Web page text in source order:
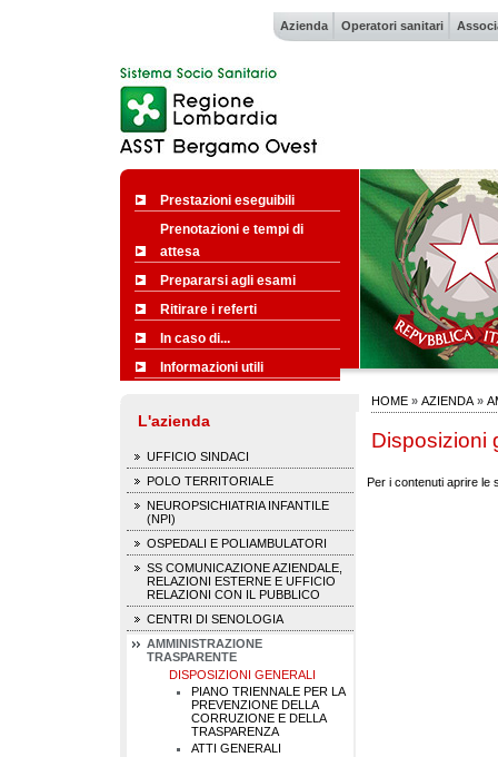
Azienda Operatori sanitari
Prestazioni eseguibili
Prenotazioni e tempi di
attesa
Prepararsi agli esami
Ritirare i referti
In caso di...
Informazioni utili
L'azienda
UFFICIO SINDACI
POLO TERRITORIALE
NEUROPSICHIATRIA INFANTILE
(NPI)
OSPEDALI E POLIAMBULATORI
SS COMUNICAZIONE AZIENDALE,
RELAZIONI ESTERNE E UFFICIO
RELAZIONI CON IL PUBBLICO
CENTRI DI SENOLOGIA
AMMINISTRAZIONE
TRASPARENTE
DISPOSIZIONI GENERALI
PIANO TRIENNALE PER LA
PREVENZIONE DELLA
CORRUZIONE E DELLA
TRASPARENZA
ATTI GENERALI
HOME» AZIENDA»
Disposizioni
Per i contenuti aprire le